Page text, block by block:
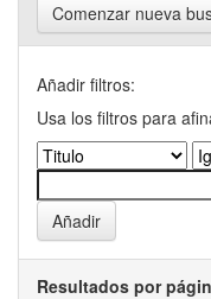
Comenzar nueva
Añadir filtros:
Usa los filtros para
Resultados por